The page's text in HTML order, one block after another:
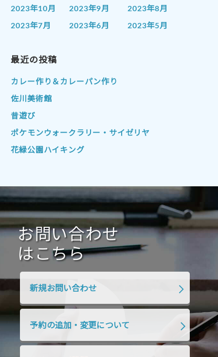
2023年10月 2023年9月 2023年8月
2023年7月 2023年6月 2023年5月
2023年1月
2022年10月 2022年9月
2022年7月
2022年4月
2022年1月 2021年12月 2021年11月
2021年10月 2021年9月
2021年1月 2020年12月 2020年11月
2020年10月 2020年9月 2020年8月
2020年7月 2020年6月 2020年5月
2020年4月 2020年3月 2020年2月
2019年10月 2019年9月
最近の投稿
カレー作り＆カレーパン作り
佐川美術館
昔遊び
ポケモンウォークラリー・サイゼリヤ
花緑公園ハイキング
お問い合わせ
はこちら
新規お問い合わせ
予約の追加・変更について